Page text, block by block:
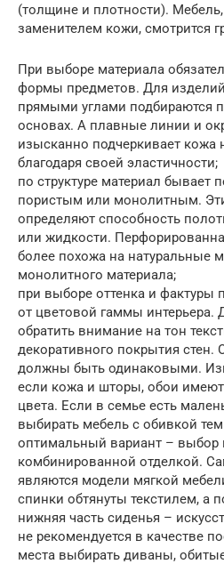
(толщине и плотности).
заменителем кожи, смотрится
При выборе материала
формы предметов. Для
прямыми углами подбираются
основах. А плавные линии и
изысканно подчеркивает кожа
благодаря своей эластичности;
по структуре материал бывает
пористым или монолитным. Эти
определяют способность
или жидкости.
более похожа на натуральные
монолитного материала;
при выборе оттенка и фактуры
от цветовой гаммы
обратить внимание на тон
декоративного покрытия стен.
должны быть одинаковыми.
если кожа и шторы, обои имеют
цвета. Если в семье есть
выбирать мебель с обивкой
оптимальный вариант – выбор
комбинированной отделкой.
являются модели мягкой
спинки обтянуты текстилем, а
нижняя часть сиденья –
не рекомендуется в качестве
места выбирать диваны,